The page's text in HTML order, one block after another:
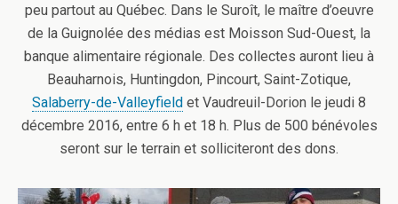
peu partout au Québec. Dans le Suroît, le maître d’oeuvre
de la Guignolée des médias est Moisson Sud-Ouest, la
banque alimentaire régionale. Des collectes auront lieu à
Beauharnois, Huntingdon, Pincourt, Saint-Zotique,
Salaberry-de-Valleyfield et Vaudreuil-Dorion le jeudi 8
décembre 2016, entre 6 h et 18 h. Plus de 500 bénévoles
seront sur le terrain et solliciteront des dons.